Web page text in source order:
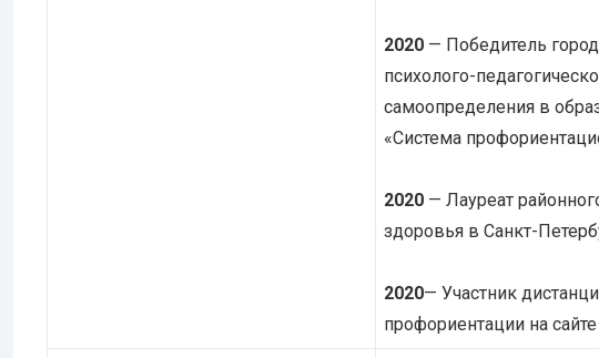
2020 — Победитель
психолого-
самоопределения в
«Система
2020 — Лауреат
здоровья в Санкт-
2020— Участник
профориентации на